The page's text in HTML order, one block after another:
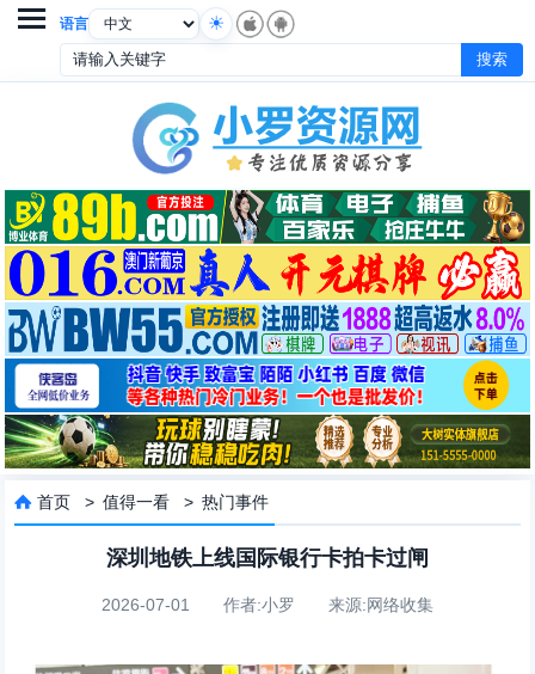
语言

 首页 >值得一看 >热门事件
深圳地铁上线国际银行卡拍卡过闸
2026-07-01 作者:小罗 来源:网络收集